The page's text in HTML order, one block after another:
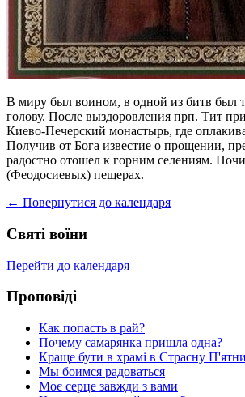
В миру был воином, в одной из битв был
голову. После выздоровления прп. Тит
Киево-Печерский монастырь, где
Получив от Бога известие о прощении,
радостно отошел к горним селениям.
(Феодосиевых) пещерах.
← Повернутися до календаря
Святі воїни
Перейти до календаря
Проповіді
Как попасть в рай?
Почему самарянка пришла одна?
Краще бути в храмі в Страсну
Мы боимся радоваться
Моє серце завжди з вами